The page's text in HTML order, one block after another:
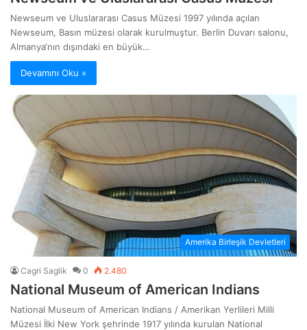
Newseum ve Uluslararası Casus Müzesi 1997 yılında açılan
Newseum, Basın müzesi olarak kurulmuştur. Berlin Duvarı salonu,
Almanya‘nın dışındaki en büyük…
Devamını Oku »
Amerika Birleşik Devletleri
Cagri Saglik 0 2.480
National Museum of American Indians
National Museum of American Indians / Amerikan Yerlileri Milli
Müzesi İlki New York şehrinde 1917 yılında kurulan National